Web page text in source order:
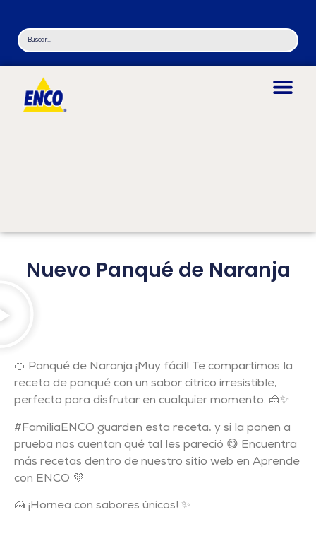
Nuevo Panqué de Naranja
🍊 Panqué de Naranja ¡Muy fácil! Te compartimos la
receta de panqué con un sabor cítrico irresistible,
perfecto para disfrutar en cualquier momento. 🍰✨
#FamiliaENCO guarden esta receta, y si la ponen a
prueba nos cuentan qué tal les pareció 😋 Encuentra
más recetas dentro de nuestro sitio web en Aprende
con ENCO 💜
🍰 ¡Hornea con sabores únicos! ✨